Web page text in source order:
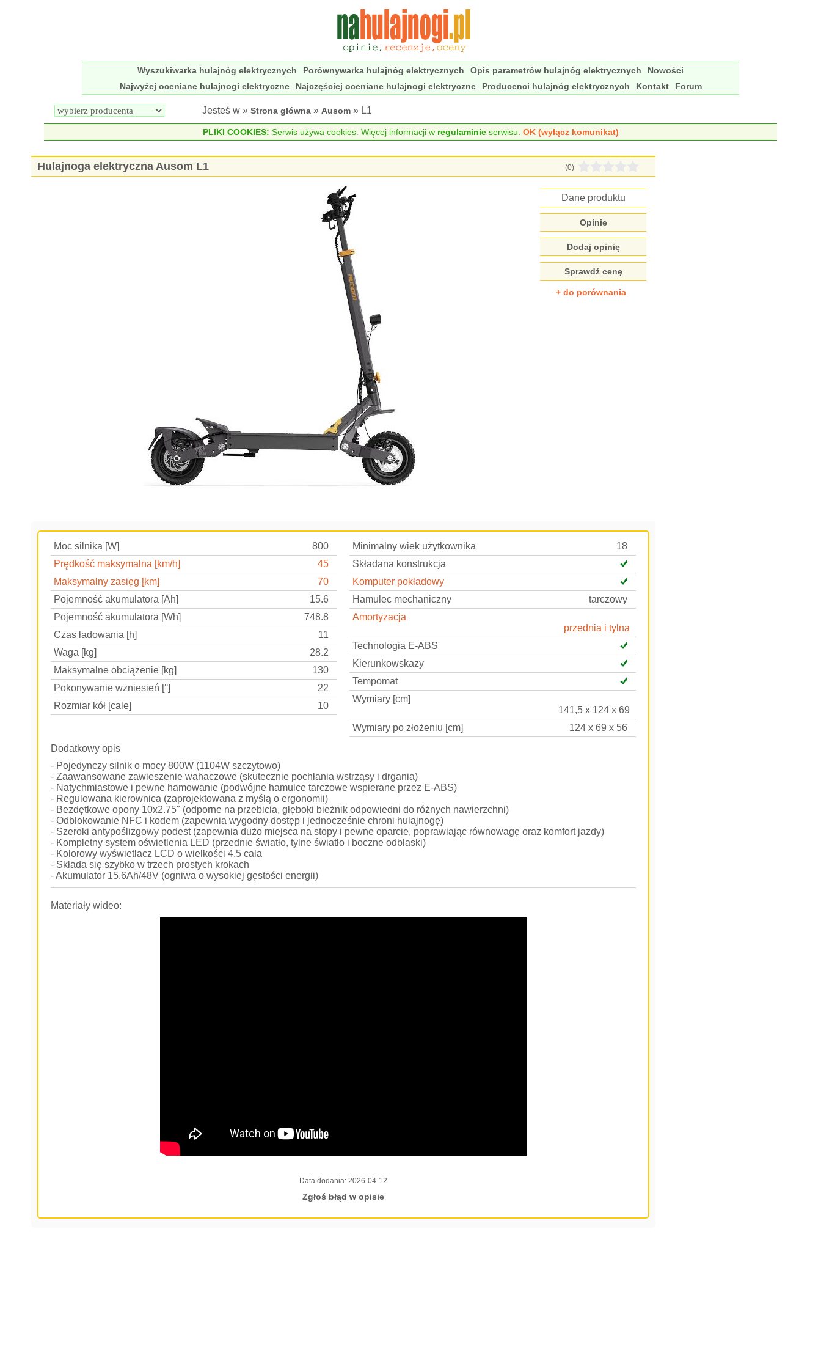
Wyszukiwarka hulajnóg elektrycznych Porównywarka hulajnóg elektrycznych Opis parametrów hulajnóg elektrycznych
Nowości
Najwyżej oceniane hulajnogi elektryczne
Najczęściej oceniane hulajnogi elektryczne Producenci hulajnóg elektrycznych Kontakt Forum
Jesteś w » Strona główna » Ausom » L1
PLIKI COOKIES: Serwis używa cookies. Więcej informacji w regulaminieserwisu. OK (wyłącz komunikat)
Hulajnoga elektryczna Ausom L1 (0)
Dane produktu
Opinie
Dodaj opinię
Sprawdź cenę
+ do porównania
Moc silnika [W]
800
Prędkość maksymalna [km/h]
45
Maksymalny zasięg [km]
70
Pojemność akumulatora [Ah]
15.6
Pojemność akumulatora [Wh]
748.8
Czas ładowania [h]
11
Waga [kg]
28.2
Maksymalne obciążenie [kg]
130
Pokonywanie wzniesień [°]
22
Rozmiar kół [cale]
10
Minimalny wiek użytkownika
18
Składana konstrukcja
Komputer pokładowy
Hamulec mechaniczny
tarczowy
Amortyzacja
przednia i tylna
Technologia E-ABS
Kierunkowskazy
Tempomat
Wymiary [cm]
141,5 x 124 x 69
Wymiary po złożeniu [cm]
124 x 69 x 56
Dodatkowy opis
- Pojedynczy silnik o mocy 800W (1104W szczytowo)
- Zaawansowane zawieszenie wahaczowe (skutecznie pochłania wstrząsy i drgania)
- Natychmiastowe i pewne hamowanie (podwójne hamulce tarczowe wspierane przez E-ABS)
- Regulowana kierownica (zaprojektowana z myślą o ergonomii)
- Bezdętkowe opony 10x2.75" (odporne na przebicia, głęboki bieżnik odpowiedni do różnych nawierzchni)
- Odblokowanie NFC i kodem (zapewnia wygodny dostęp i jednocześnie chroni hulajnogę)
- Szeroki antypoślizgowy podest (zapewnia dużo miejsca na stopy i pewne oparcie, poprawiając równowagę oraz komfort jazdy)
- Kompletny system oświetlenia LED (przednie światło, tylne światło i boczne odblaski)
- Kolorowy wyświetlacz LCD o wielkości 4.5 cala
- Składa się szybko w trzech prostych krokach
- Akumulator 15.6Ah/48V (ogniwa o wysokiej gęstości energii)
Materiały wideo:
Data dodania: 2026-04-12
Zgłoś błąd w opisie